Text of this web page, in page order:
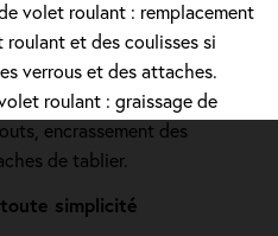
volet roulant : remplacement
et des coulisses si
verrous et des attaches.
roulant : graissage de
encrassement des
de tablier.
simplicité